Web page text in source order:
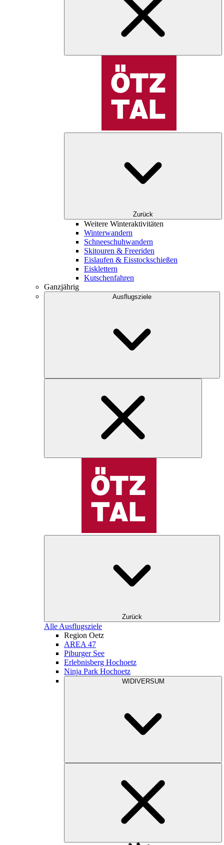
Zurück
Weitere Winteraktivitäten
Winterwandern
Schneeschuhwandern
Skitouren & Freeriden
Eislaufen & Eisstockschießen
Eisklettern
Kutschenfahren
Ganzjährig
Ausflugsziele
Zurück
Alle Ausflugsziele
Region Oetz
AREA 47
Piburger See
Erlebnisberg Hochoetz
Ninja Park Hochoetz
WIDIVERSUM